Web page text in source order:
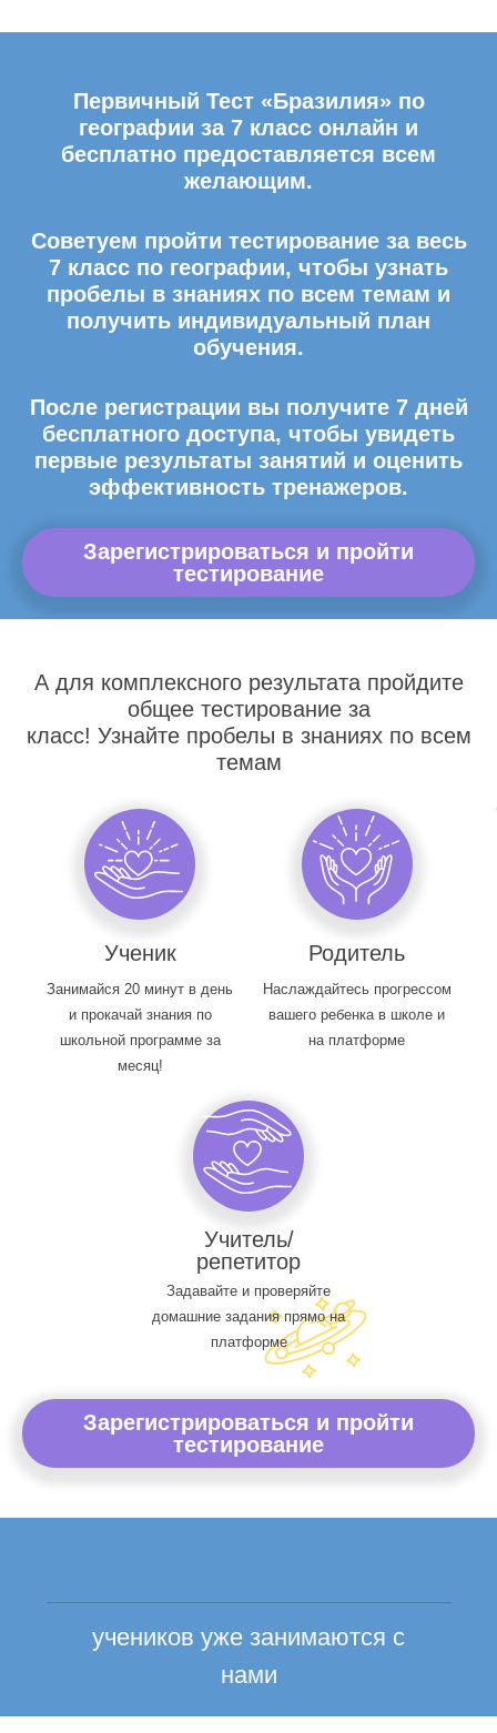
Первичный Тест «Бразилия» по
географии за 7 класс онлайн и
бесплатно предоставляется всем
желающим.
Советуем пройти тестирование за весь
7 класс по географии, чтобы узнать
пробелы в знаниях по всем темам и
получить индивидуальный план
обучения.
После регистрации вы получите 7 дней
бесплатного доступа, чтобы увидеть
первые результаты занятий и оценить
эффективность тренажеров.
Зарегистрироваться и пройти
тестирование
А для комплексного результата пройдите
общее тестирование за
класс! Узнайте пробелы в знаниях по всем
темам
Ученик
Занимайся 20 минут в день
и прокачай знания по
школьной программе за
месяц!
Родитель
Наслаждайтесь прогрессом
вашего ребенка в школе и
на платформе
Учитель/
репетитор
Задавайте и проверяйте
домашние задания прямо на
платформе
Зарегистрироваться и пройти
тестирование
учеников уже занимаются с
нами